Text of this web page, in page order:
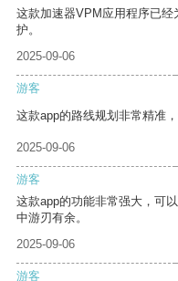
这款加速器VPM应用程序已
护。
2025-09-06
游客
这款app的路线规划非常精准
2025-09-06
游客
这款app的功能非常强大，可
中游刃有余。
2025-09-06
游客